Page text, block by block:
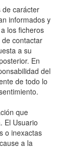
de carácter
informados y
los ficheros
contactar
a su
En
del
de todo lo
que
El Usuario
o inexactas
a la